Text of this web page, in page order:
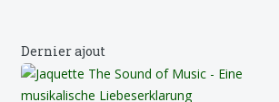
Dernier ajout